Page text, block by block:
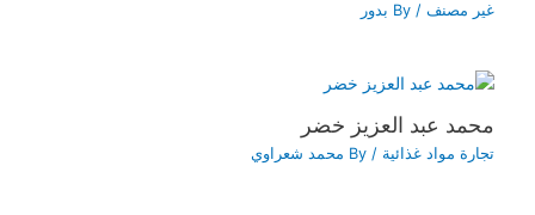
غير مصنف / By بدور
محمد عبد العزيز خضر
تجارة مواد غذائية / By محمد شعراوي